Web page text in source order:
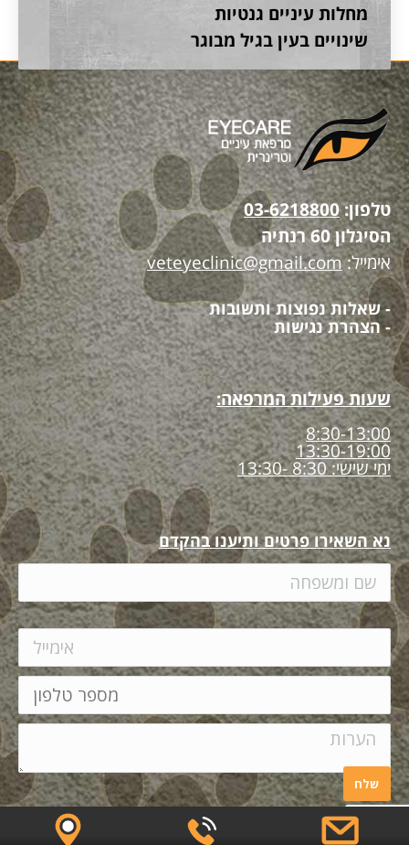
מחלות עיניים גנטיות
שינויים בעין בגיל מבוגר
טלפון:03-6218800
הסיגלון 60 רנתיה
אימייל:veteyeclinic@gmail.com
- שאלות נפוצות ותשובות
- הצהרת נגישות
שעות פעילות המרפאה:
8:30-13:00
13:30-19:00
ימי שישי: 8:30 -13:30
נא השאירו פרטים ותיענו בהקדם